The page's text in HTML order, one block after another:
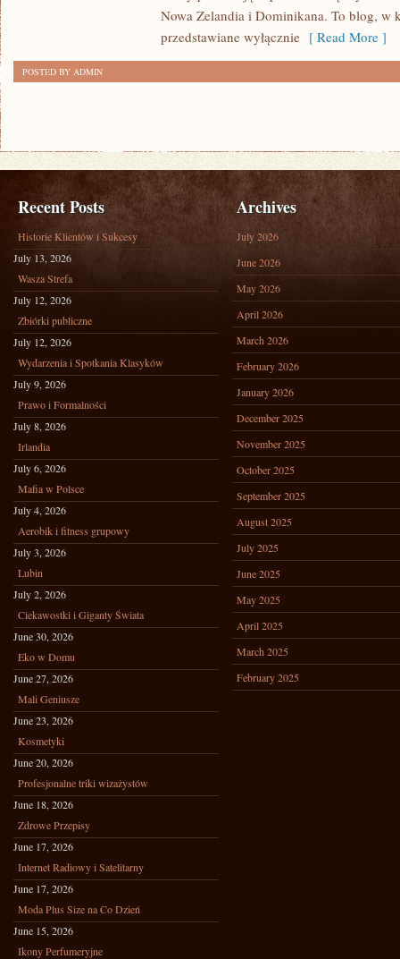
Nowa Zelandia i Dominikana. To blog, w
przedstawiane wyłącznie [ Read More ]
POSTED BY ADMIN
Recent Posts
Historie Klientów i Sukcesy
July 13, 2026
Wasza Strefa
July 12, 2026
Zbiórki publiczne
July 12, 2026
Wydarzenia i Spotkania Klasyków
July 9, 2026
Prawo i Formalności
July 8, 2026
Irlandia
July 6, 2026
Mafia w Polsce
July 4, 2026
Aerobik i fitness grupowy
July 3, 2026
Lubin
July 2, 2026
Ciekawostki i Giganty Świata
June 30, 2026
Eko w Domu
June 27, 2026
Mali Geniusze
June 23, 2026
Kosmetyki
June 20, 2026
Profesjonalne triki wizażystów
June 18, 2026
Zdrowe Przepisy
June 17, 2026
Internet Radiowy i Satelitarny
June 17, 2026
Moda Plus Size na Co Dzień
June 15, 2026
Ikony Perfumeryjne
Archives
July 2026
June 2026
May 2026
April 2026
March 2026
February 2026
January 2026
December 2025
November 2025
October 2025
September 2025
August 2025
July 2025
June 2025
May 2025
April 2025
March 2025
February 2025